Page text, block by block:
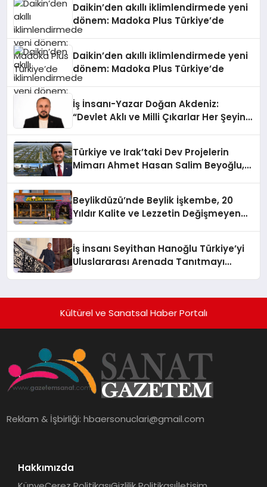
Daikin’den akıllı iklimlendirmede yeni
dönem: Madoka Plus Türkiye’de
Daikin’den akıllı iklimlendirmede yeni
dönem: Madoka Plus Türkiye’de
İş İnsanı-Yazar Doğan Akdeniz:
“Devlet Aklı ve Milli Çıkarlar Her Şeyin
Türkiye ve Irak’taki Dev Projelerin
Mimarı Ahmet Hasan Salim Beyoğlu,
Hayata Geçirecek
Beylikdüzü’nde Beylik İşkembe, 20
Yıldır Kalite ve Lezzetin Değişmeyen
İş İnsanı Seyithan Hanoğlu Türkiye’yi
Uluslararası Arenada Tanıtmayı
Kültürel ve Sanatsal Haber Portalı
Reklam & İşbirliği:hbaersonuclari@gmail.com
Hakkımızda